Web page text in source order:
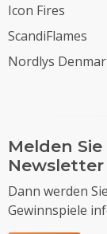
Icon Fires
ScandiFlames
Nordlys
Melden
Newsletter
Dann werden
Gewinnspiele